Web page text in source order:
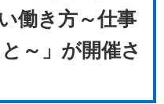
働き方～仕事
～」が開催さ